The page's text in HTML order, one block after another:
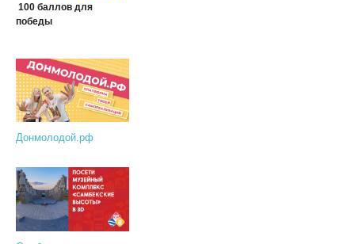
100 баллов для
победы
Донмолодой.рф